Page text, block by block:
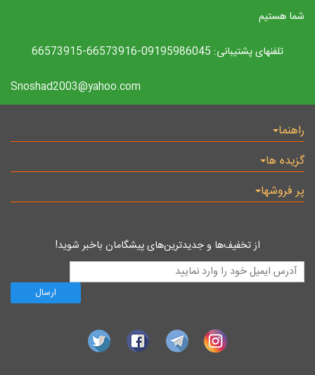
شما هستیم
تلفنهای پشتیبانی: 09195986045-66573916-66573915
Snoshad2003@yahoo.com
راهنما
گزیده ها
پر فروشها
از تخفیف‌ها و جدیدترین‌های پیشگامان باخبر شوید!